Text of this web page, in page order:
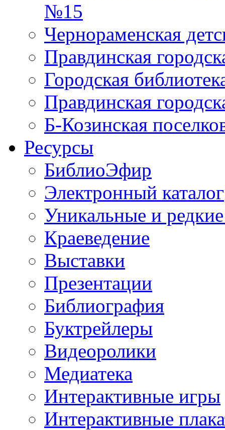
№15
Чернораменская
Правдинская
Городская
Правдинская
Б-Козинская
Ресурсы
БиблиоЭфир
Электронный каталог
Уникальные и
Краеведение
Выставки
Презентации
Библиография
Буктрейлеры
Видеоролики
Медиатека
Интерактивные игры
Интерактивные